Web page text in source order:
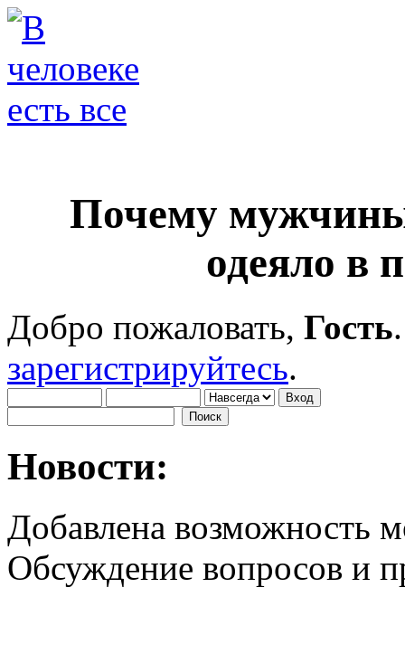
Почему
одеяло в
Добро пожаловать, Гость
зарегистрируйтесь.
Новости:
Добавлена возможность
Обсуждение вопросов и